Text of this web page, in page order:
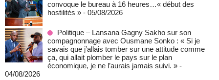
convoque le bureau à 16 heures…« début des
hostilités » - 05/08/2026
Politique – Lansana Gagny Sakho sur son
compagnonnage avec Ousmane Sonko : « Si je
savais que j’allais tomber sur une attitude comme
ça, qui allait plomber le pays sur le plan
économique, je ne l’aurais jamais suivi. » -
04/08/2026